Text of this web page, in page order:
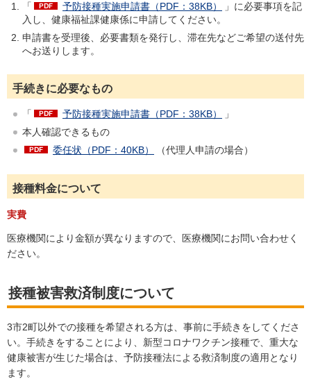
「 予防接種実施申請書（PDF：38KB）
」に必要事項を記
入し、健康福祉課健康係に申請してください。
申請書を受理後、必要書類を発行し、滞在先などご希望の送付先
へお送りします。
手続きに必要なもの
「 予防接種実施申請書（PDF：38KB）
」
本人確認できるもの
委任状（PDF：40KB）
（代理人申請の場合）
接種料金について
実費
医療機関により金額が異なりますので、医療機関にお問い合わせく
ださい。
接種被害救済制度について
3市2町以外での接種を希望される方は、事前に手続きをしてくださ
い。手続きをすることにより、新型コロナワクチン接種で、重大な
健康被害が生じた場合は、予防接種法による救済制度の適用となり
ます。